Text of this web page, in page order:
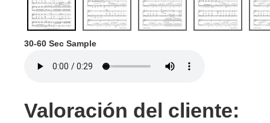
30-60 Sec Sample
Valoración del cliente: